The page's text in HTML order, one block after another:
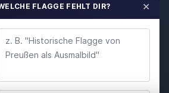
Italiano
Polska
Português
FLAGGE FEHLT DIR? ✕